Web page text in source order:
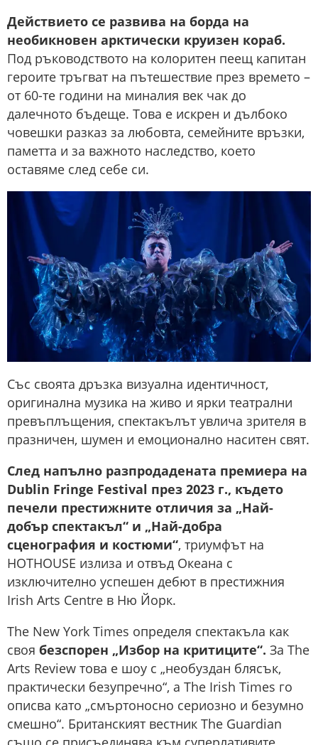
Действието се развива на борда на
необикновен арктически круизен кораб.
Под ръководството на колоритен пеещ капитан
героите тръгват на пътешествие през времето –
от 60-те години на миналия век чак до
далечното бъдеще. Това е искрен и дълбоко
човешки разказ за любовта, семейните връзки,
паметта и за важното наследство, което
оставяме след себе си.
Със своята дръзка визуална идентичност,
оригинална музика на живо и ярки театрални
превъплъщения, спектакълът увлича зрителя в
празничен, шумен и емоционално наситен свят.
След напълно разпродадената премиера на
Dublin Fringe Festival през 2023 г., където
печели престижните отличия за „Най-
добър спектакъл“ и „Най-добра
сценография и костюми“, триумфът на
HOTHOUSE излиза и отвъд Океана с
изключително успешен дебют в престижния
Irish Arts Centre в Ню Йорк.
The New York Times определя спектакъла как
своя безспорен „Избор на критиците“. За The
Arts Review това е шоу с „необуздан блясък,
практически безупречно“, а The Irish Times го
описва като „смъртоносно сериозно и безумно
смешно“. Британският вестник The Guardian